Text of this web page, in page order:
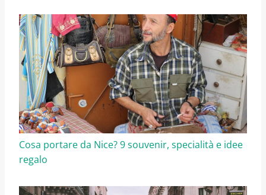
Cosa portare da Nice? 9 souvenir, specialità e idee
regalo